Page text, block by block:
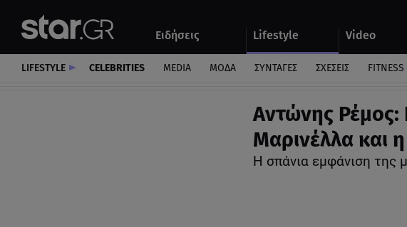
Ειδήσεις Lifestyle Video
Αυτοκίνητο
LIFESTYLE CELEBRITIES MEDIA ΜΟΔΑ ΣΥΝΤΑΓΕΣ ΣΧΕΣΕΙΣ FITNESS
Αντώνης Ρέμος:
Μαρινέλλα και
Η σπάνια εμφάνιση της